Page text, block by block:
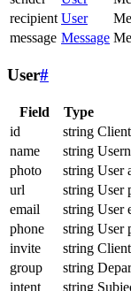
recipient User
message Message
User#
Field Type
id
string
name
string
photo
string User
url
string User
email
string User
phone
string User
invite
string
group
string
intent
string